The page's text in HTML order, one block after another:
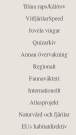
Träna raps/kål/rov
VitfjärilarSpeed
Juvela vingar
Quizarkiv
Annan övervakning
Regionalt
Faunaväkteri
Internationellt
Atlasprojekt
Naturvård och fjärilar
EUs habitatdirektiv